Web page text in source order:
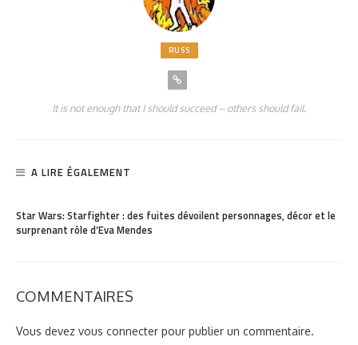
RUSS
It is not enough that I should succeed – others should fail.
A LIRE ÉGALEMENT
Star Wars: Starfighter : des fuites dévoilent personnages, décor et le
surprenant rôle d’Eva Mendes
COMMENTAIRES
Vous devez vous connecter pour publier un commentaire.